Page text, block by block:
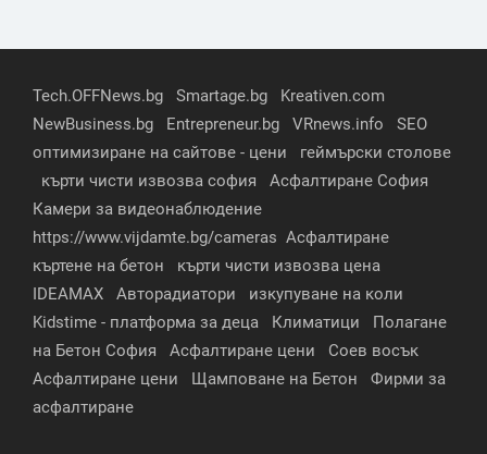
Tech.OFFNews.bg Smartage.bg
Kreativen.com
NewBusiness.bg
Entrepreneur.bg VRnews.info
SEO
оптимизиране на сайтове - цени
геймърски столове
кърти чисти извозва софия
Асфалтиране София
Камери за видеонаблюдение
https://www.vijdamte.bg/cameras Асфалтиране
къртене на бетон
кърти чисти извозва цена
IDEAMAX
Авторадиатори
изкупуване на коли
Kidstime - платформа за деца
Климатици
Полагане
на Бетон София
Асфалтиране цени
Соев восък
Асфалтиране цени
Щамповане на Бетон
Фирми за
асфалтиране